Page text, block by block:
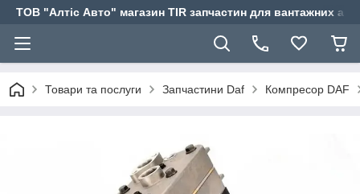
ТОВ "Алтіс Авто" магазин TIR запчастин для вантажних
Товари та послуги Запчастини Daf Компресор DAF